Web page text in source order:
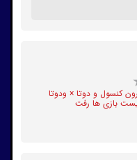
کنسول و دوتا × ودوتا
بازی ها رفت